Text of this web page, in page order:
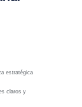
estratégica
claros y